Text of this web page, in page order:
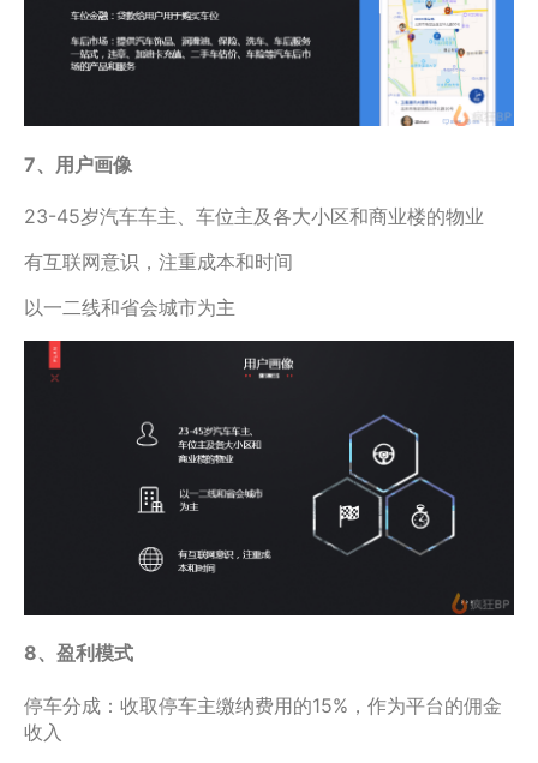
7、用户画像
23-45岁汽车车主、车位主及各大小区和商业楼的物业
有互联网意识，注重成本和时间
以一二线和省会城市为主
8、盈利模式
停车分成：收取停车主缴纳费用的15%，作为平台的佣金
收入